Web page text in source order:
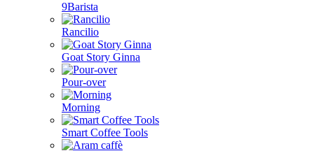
9Barista
Rancilio
Goat Story Ginna
Pour-over
Morning
Smart Coffee Tools